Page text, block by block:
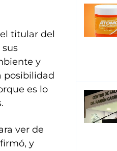
titular del
y
posibilidad
es lo
ver de
y